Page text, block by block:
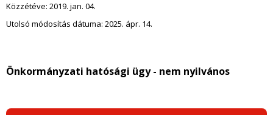
Közzétéve: 2019. jan. 04.
Utolsó módosítás dátuma: 2025. ápr. 14.
Önkormányzati hatósági ügy - nem nyilvános